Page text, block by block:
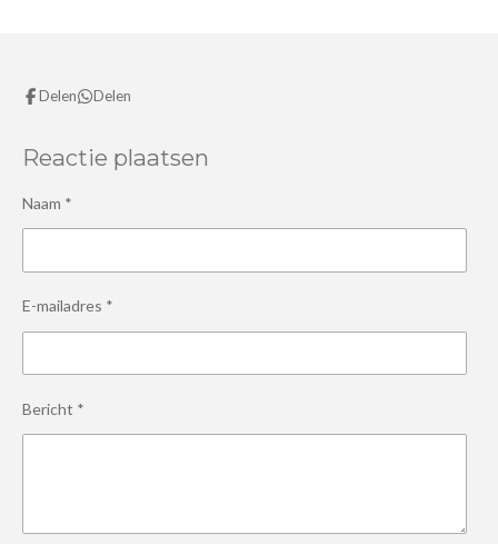
Delen Delen
Reactie plaatsen
Naam *
E-mailadres *
Bericht *